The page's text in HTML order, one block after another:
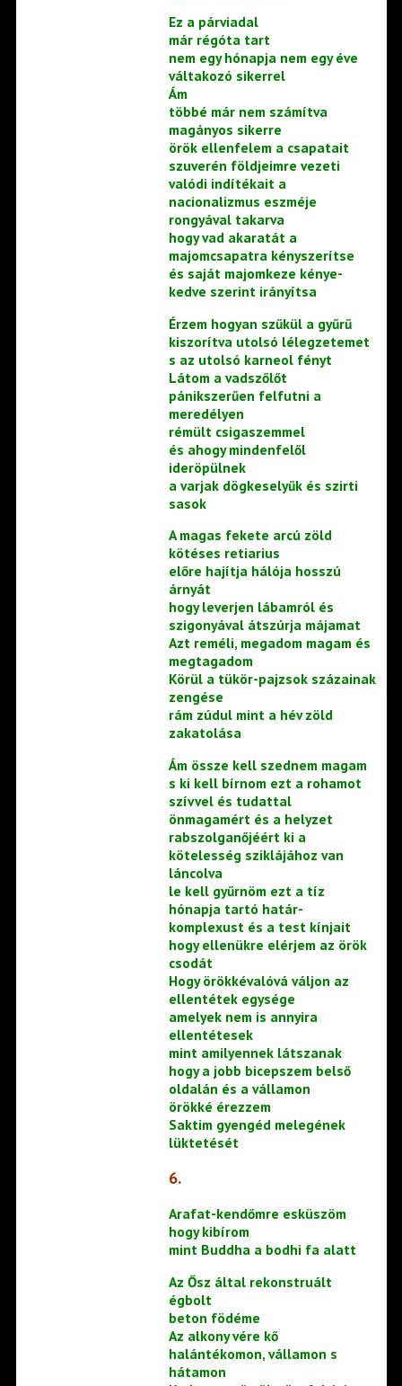
Ez a párviadal
már régóta tart
nem egy hónapja nem egy éve
váltakozó sikerrel
Ám
többé már nem számítva
magányos sikerre
örök ellenfelem a csapatait
szuverén földjeimre vezeti
valódi indítékait a
nacionalizmus eszméje
rongyával takarva
hogy vad akaratát a
majomcsapatra kényszerítse
és saját majomkeze kénye-
kedve szerint irányítsa
Érzem hogyan szűkül a gyűrű
kiszorítva utolsó lélegzetemet
s az utolsó karneol fényt
Látom a vadszőlőt
pánikszerűen felfutni a
meredélyen
rémült csigaszemmel
és ahogy mindenfelől
ideröpülnek
a varjak dögkeselyűk és szirti
sasok
A magas fekete arcú zöld
kötéses retiarius
előre hajítja hálója hosszú
árnyát
hogy leverjen lábamról és
szigonyával átszúrja májamat
Azt reméli, megadom magam és
megtagadom
Körül a tükör-pajzsok százainak
zengése
rám zúdul mint a hév zöld
zakatolása
Ám össze kell szednem magam
s ki kell bírnom ezt a rohamot
szívvel és tudattal
önmagamért és a helyzet
rabszolganőjéért ki a
kötelesség sziklájához van
láncolva
le kell gyűrnöm ezt a tíz
hónapja tartó határ-
komplexust és a test kínjait
hogy ellenükre elérjem az örök
csodát
Hogy örökkévalóvá váljon az
ellentétek egysége
amelyek nem is annyira
ellentétesek
mint amilyennek látszanak
hogy a jobb bicepszem belső
oldalán és a vállamon
örökké érezzem
Saktim gyengéd melegének
lüktetését
6.
Arafat-kendőmre esküszöm
hogy kibírom
mint Buddha a bodhi fa alatt
Az Ősz által rekonstruált
égbolt
beton födéme
Az alkony vére kő
halántékomon, vállamon s
hátamon